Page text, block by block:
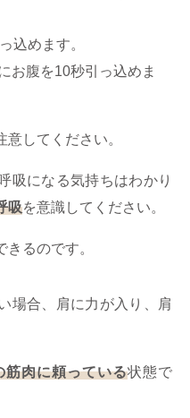
込めます。
お腹を10秒引っ込めま
してください。
吸になる気持ちはわかり
吸を意識してください。
るのです。
場合、肩に力が入り、肩
筋肉に頼っている状態で